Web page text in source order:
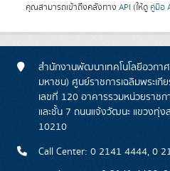
คุณสามารถเข้าถึงคลังทาง API (ให้ดู คู่มือ
สำนักงานพัฒนาเทคโนโลยีอวกา
มหาชน) ศูนย์ราชการเฉลิมพระเ
เลขที่ 120 อาคารรวมหน่วยราช
และชั้น 7 ถนนแจ้งวัฒนะ แขวงทุ่
10210
Call Center: 0 2141 4444, 0